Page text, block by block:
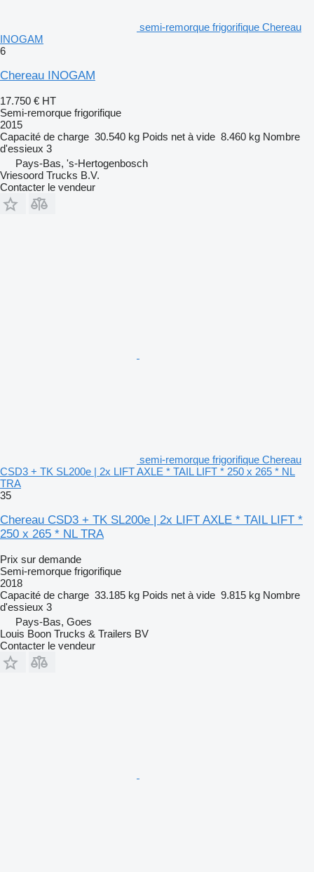
semi-remorque frigorifique Chereau
INOGAM
6
Chereau INOGAM
17.750 € HT
Semi-remorque frigorifique
2015
Capacité de charge 30.540 kg Poids net à vide 8.460 kg Nombre
d'essieux 3
Pays-Bas, 's-Hertogenbosch
Vriesoord Trucks B.V.
Contacter le vendeur
semi-remorque frigorifique Chereau
CSD3 + TK SL200e | 2x LIFT AXLE * TAIL LIFT * 250 x 265 * NL
TRA
35
Chereau CSD3 + TK SL200e | 2x LIFT AXLE * TAIL LIFT *
250 x 265 * NL TRA
Prix sur demande
Semi-remorque frigorifique
2018
Capacité de charge 33.185 kg Poids net à vide 9.815 kg Nombre
d'essieux 3
Pays-Bas, Goes
Louis Boon Trucks & Trailers BV
Contacter le vendeur